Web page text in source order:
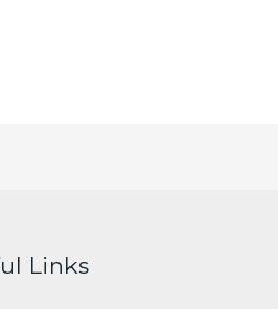
Links